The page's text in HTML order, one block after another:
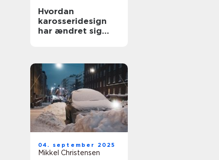
Hvordan
karosseridesign
har ændret sig
04. september 2025
Mikkel Christensen